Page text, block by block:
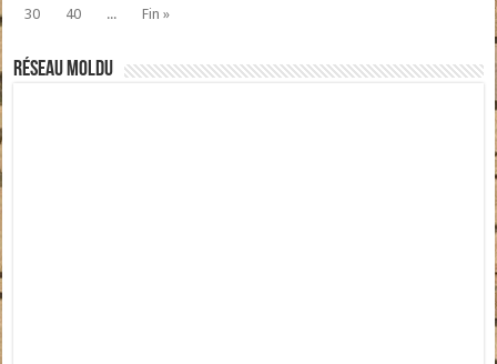
30 40 ... Fin »
Réseau moldu